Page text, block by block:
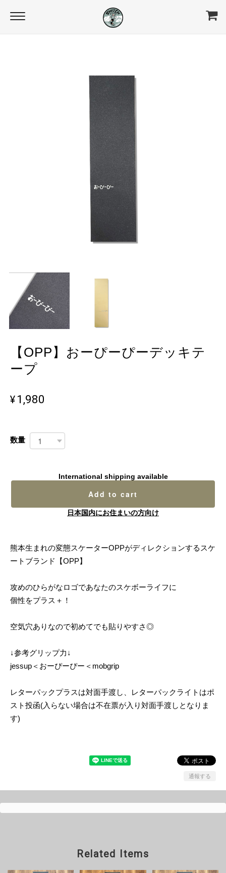
【OPP】おーぴーぴーデッキテ
ープ
¥1,980
数量
International shipping available
Add to cart
日本国内にお住まいの方向け
熊本生まれの変態スケーターOPPがディレクションするスケ
ートブランド【OPP】
攻めのひらがなロゴであなたのスケボーライフに
個性をプラス＋！
空気穴ありなので初めてでも貼りやすさ◎
↓参考グリップ力↓
jessup＜おーぴーぴー＜mobgrip
レターパックプラスは対面手渡し、レターパックライトはポ
スト投函(入らない場合は不在票が入り対面手渡しとなりま
す)
通報する
Related Items